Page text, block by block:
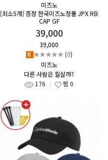
미즈노
[최소5개] 증정 한국미즈노정품 JPX RB
CAP GF
39,000
39,000
0 ★★★★★ (0)
미즈노
다른 사람은 뭘살까?
176
찜 0